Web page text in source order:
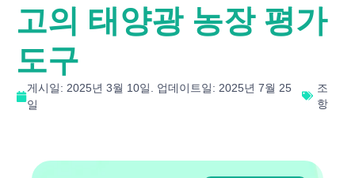
고의 태양광 농장 평가
도구
게시일: 2025년 3월 10일. 업데이트일: 2025년 7월 25
일
조
항